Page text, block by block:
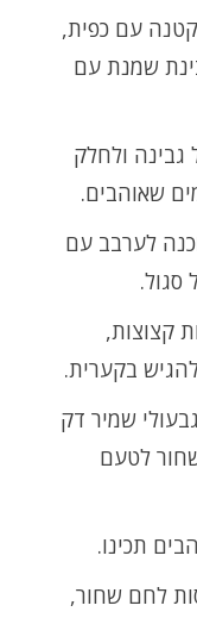
עם כפית,
שמנת עם
גבינה ולחלק
שאוהבים.
לערבב עם
סגול.
קצוצות,
בקערית.
שמיר דק
לטעם
תכינו.
לחם שחור,